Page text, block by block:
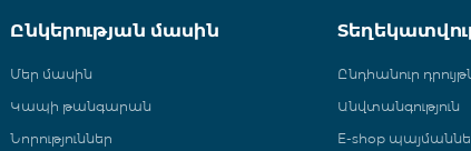
Ընկերության մասին
Մեր մասին
Կապի թանգարան
Նորություններ
Ընդհանուր
Անվտանգություն
E-shop